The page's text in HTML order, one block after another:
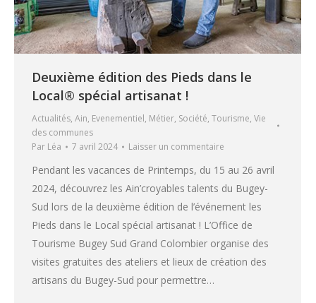
Deuxième édition des Pieds dans le
Local® spécial artisanat !
Actualités, Ain, Evenementiel, Métier, Société, Tourisme, Vie
des communes
Par Léa 7 avril 2024 Laisser un commentaire
Pendant les vacances de Printemps, du 15 au 26 avril
2024, découvrez les Ain’croyables talents du Bugey-
Sud lors de la deuxième édition de l’événement les
Pieds dans le Local spécial artisanat ! L’Office de
Tourisme Bugey Sud Grand Colombier organise des
visites gratuites des ateliers et lieux de création des
artisans du Bugey-Sud pour permettre…